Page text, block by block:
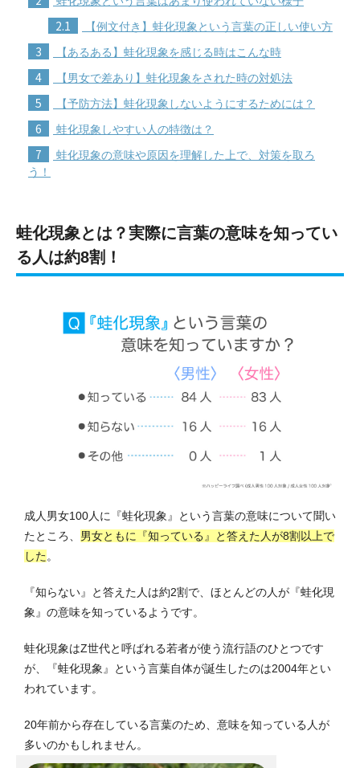
2.1 【例文付き】蛙化現象という言葉の正しい使い方
3 【あるある】蛙化現象を感じる時はこんな時
4 【男女で差あり】蛙化現象をされた時の対処法
5 【予防方法】蛙化現象しないようにするためには？
6 蛙化現象しやすい人の特徴は？
7
蛙化現象の意味や原因を理解した上で、対策を取ろ
う！
蛙化現象とは？実際に言葉の意味を知ってい
る人は約8割！
成人男女100人に『蛙化現象』という言葉の意味について聞い
たところ、 男女ともに『知っている』と答えた人が8割以上で
した。
『知らない』と答えた人は約2割で、ほとんどの人が『蛙化現
象』の意味を知っているようです。
蛙化現象はZ世代と呼ばれる若者が使う流行語のひとつです
が、『蛙化現象』という言葉自体が誕生したのは2004年とい
われています。
20年前から存在している言葉のため、意味を知っている人が
多いのかもしれません。